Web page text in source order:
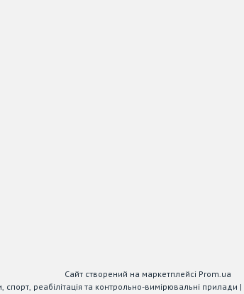
Сайт створений на маркетплейсі Prom.ua
MEDIOLA - медичні та лабораторні товари, спорт, реабілітація та контрольно-вимірювальні прилади |